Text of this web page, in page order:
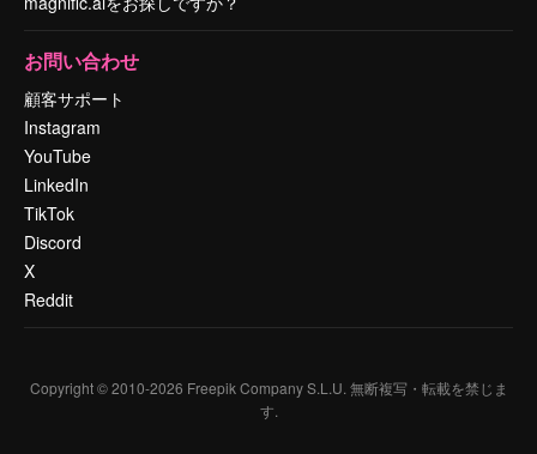
お問い合わせ
顧客サポート
Instagram
YouTube
LinkedIn
TikTok
Discord
X
Reddit
Copyright © 2010-2026 Freepik Company S.L.U. 無断複写・転載を禁じま
す.